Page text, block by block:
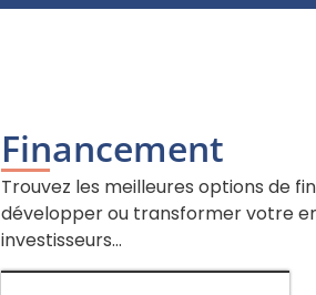
Financement
Trouvez les meilleures options de
développer ou transformer votre
investisseurs…